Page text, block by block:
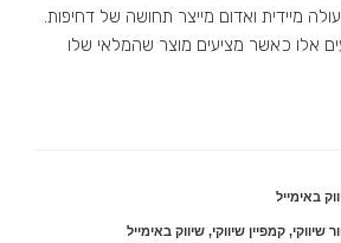
מיידית ואדום מייצר תחושה של דחיפות.
אלו כאשר מציעים מוצר שהמלאי שלו
באימייל
שיווקי,קמפיין שיווקי,שיווק באימייל